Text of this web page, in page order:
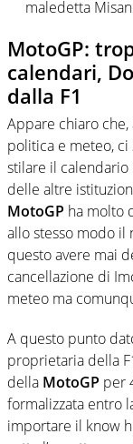
maledetta
MotoGP:
calendari,
dalla F1
Appare chiaro
politica e meteo, ci
stilare il
delle altre
MotoGP ha molto
allo stesso modo il
questo avere mai
cancellazione di
meteo ma
A questo punto
proprietaria della
della MotoGP per
formalizzata entro
importare il know